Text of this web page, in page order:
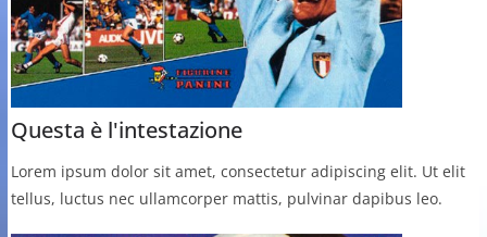
Questa è l'intestazione
Lorem ipsum dolor sit amet, consectetur adipiscing elit. Ut elit
tellus, luctus nec ullamcorper mattis, pulvinar dapibus leo.